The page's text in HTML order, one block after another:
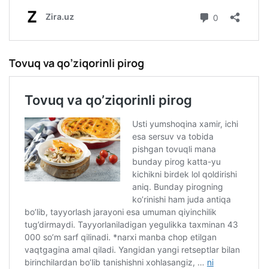
Tovuq va qo’ziqorinli pirog